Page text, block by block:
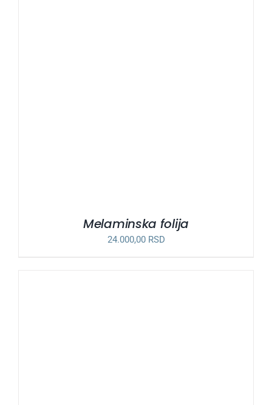
Melaminska folija
24.000,00 RSD